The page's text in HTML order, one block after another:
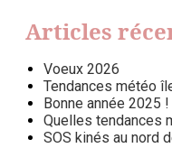
Articles
Voeux 2026
Tendances météo
Bonne année 2025 !
Quelles tendances
SOS kinés au nord